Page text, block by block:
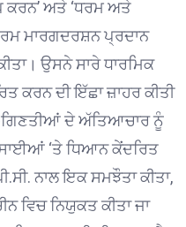
ਕਰਨ’ ਅਤੇ ‘ਧਰਮ ਅਤੇ
ਮਾਰਗਦਰਸ਼ਨ ਪ੍ਰਦਾਨ
ਉਸਨੇ ਸਾਰੇ ਧਾਰਮਿਕ
ਕਰਨ ਦੀ ਇੱਛਾ ਜ਼ਾਹਰ ਕੀਤੀ
ਦੇ ਅੱਤਿਆਚਾਰ ਨੂੰ
‘ਤੇ ਧਿਆਨ ਕੇਂਦਰਿਤ
ਨਾਲ ਇਕ ਸਮਝੌਤਾ ਕੀਤਾ,
ਵਿਚ ਨਿਯੁਕਤ ਕੀਤਾ ਜਾ